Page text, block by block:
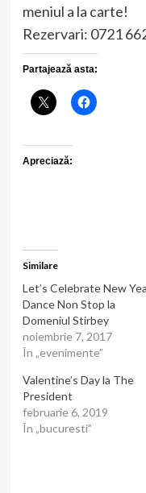
meniul a la carte!
Rezervari: 0721
Partajează asta:
Apreciază:
Similare
Let’s Celebrate New
Dance Non Stop la
Domeniul Stirbey
noiembrie 7, 2017
În „evenimente”
Valentine’s Day la The
President
februarie 6, 2019
În „bucuresti”